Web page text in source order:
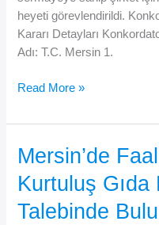
heyeti görevlendirildi.
Kararı Detayları
Adı: T.C. Mersin 1.
📌
Dev
Gıda
ve
Şirketine
Read More »
Mersin’de
Kurtuluş
Talebinde